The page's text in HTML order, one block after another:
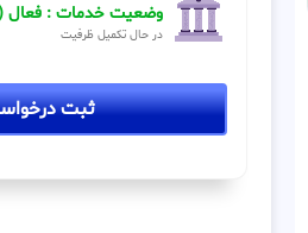
وضعیت خدمات : فعال
در حال تکمیل ظرفیت
ثبت